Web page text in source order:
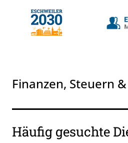
Zum Hauptinhalt springen
Finanzen, Steuern
Häufig gesuchte